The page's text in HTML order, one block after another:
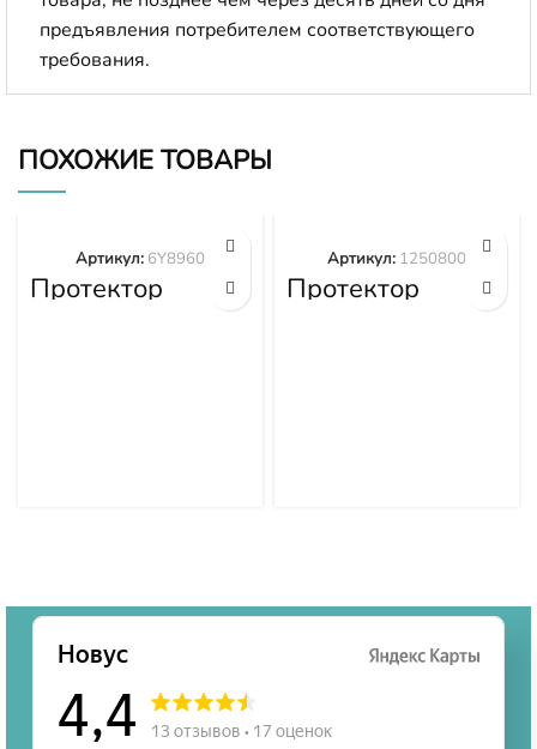
предъявления потребителем соответствующего
требования.
ПОХОЖИЕ ТОВАРЫ
Протектор
рыхлителя
Артикул: 6Y8960
Протектор
1250800
Артикул: 1250800